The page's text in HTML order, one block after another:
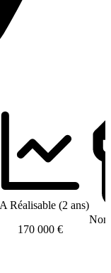
Réalisable (2 ans)
170 000 €